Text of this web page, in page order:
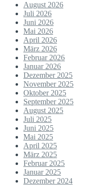
August 2026
Juli 2026
Juni 2026
Mai 2026
April 2026
März 2026
Februar 2026
Januar 2026
Dezember 2025
November 2025
Oktober 2025
September 2025
August 2025
Juli 2025
Juni 2025
Mai 2025
April 2025
März 2025
Februar 2025
Januar 2025
Dezember 2024